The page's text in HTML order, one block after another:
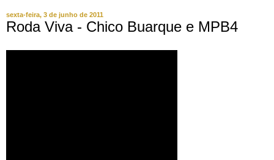
sexta-feira, 3 de junho de 2011
Roda Viva - Chico Buarque e MPB4